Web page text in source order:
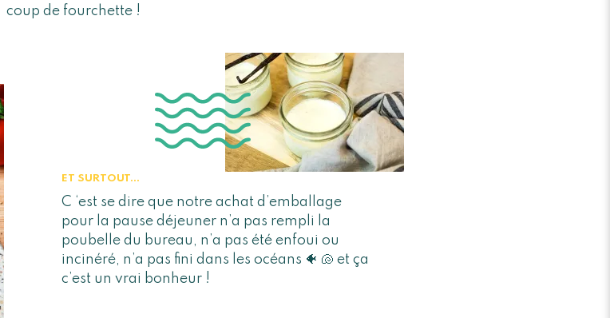
coup de fourchette !
ET SURTOUT…
C ‘est se dire que notre achat d’emballage
pour la pause déjeuner n’a pas rempli la
poubelle du bureau, n’a pas été enfoui ou
incinéré, n’a pas fini dans les océans 🐠 🐚 et ça
c’est un vrai bonheur !